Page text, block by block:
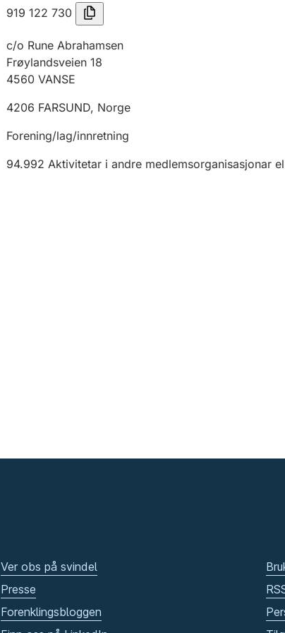
919 122 730
c/o Rune Abrahamsen
Frøylandsveien 18
4560 VANSE
4206 FARSUND, Norge
Forening/lag/innretning
94.992 Aktivitetar i andre medlemsorganisasjonar
Ver obs på svindel
Presse
Forenklingsbloggen